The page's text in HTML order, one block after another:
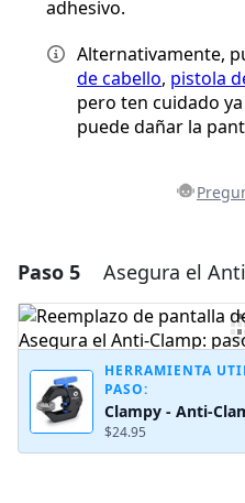
adhesivo.
Alternativamente,
de cabello, pistola
pero ten cuidado
puede dañar la
Agregar
Agregar Comentario
Paso 5 Asegura el
HERRAMIENTA
PASO:
Clampy - Anti-
$24.95